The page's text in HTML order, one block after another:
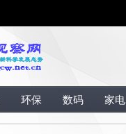
环保 数码 家电